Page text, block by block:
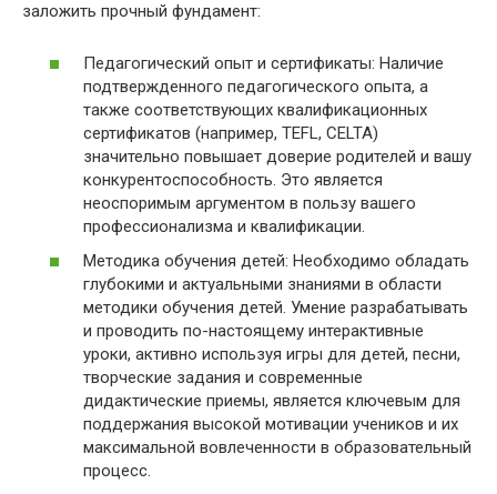
заложить прочный фундамент:
Педагогический опыт и сертификаты: Наличие
подтвержденного педагогического опыта, а
также соответствующих квалификационных
сертификатов (например, TEFL, CELTA)
значительно повышает доверие родителей и вашу
конкурентоспособность. Это является
неоспоримым аргументом в пользу вашего
профессионализма и квалификации.
Методика обучения детей: Необходимо обладать
глубокими и актуальными знаниями в области
методики обучения детей. Умение разрабатывать
и проводить по-настоящему интерактивные
уроки, активно используя игры для детей, песни,
творческие задания и современные
дидактические приемы, является ключевым для
поддержания высокой мотивации учеников и их
максимальной вовлеченности в образовательный
процесс.